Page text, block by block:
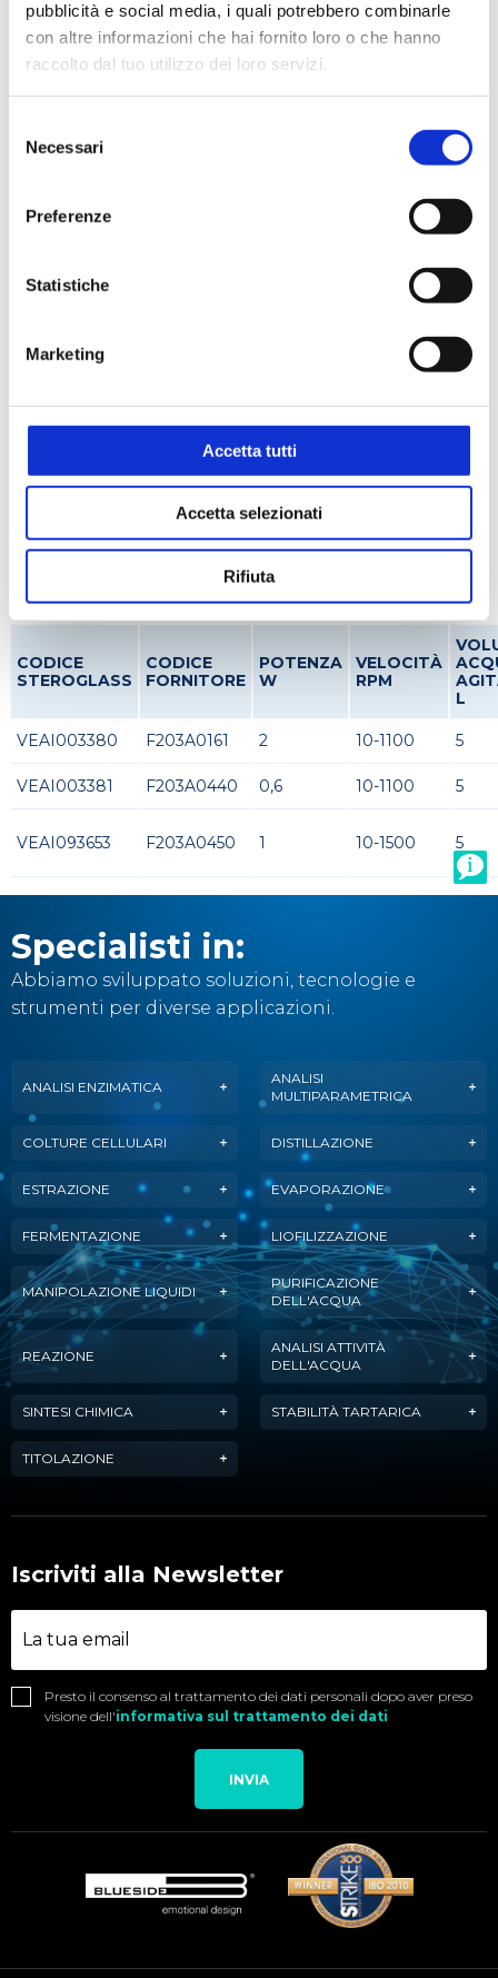
pubblicità e social media, i quali potrebbero combinarle
con altre informazioni che hai fornito loro o che hanno
raccolto dal tuo utilizzo dei loro servizi.
delNecessari
Preferenze
Statistiche
Marketing
Accetta tutti
Accetta selezionati
Rifiuta
Dimensioni: 128x120x48 mm
Peso 0,55 kg
Alimentazione 220 V / 50 Hz
Applicazioni
Codici prodotto
CODICE
STEROGLASS
CODICE
FORNITORE
POTENZA
W
VELOCITÀ
RPM
L
VEAI003380 F203A0161 2 10-1100 5
VEAI003381 F203A0440 0,6 10-1100 5
VEAI093653 F203A0450 1 10-1500 5
Specialisti in:
Abbiamo sviluppato soluzioni, tecnologie e
strumenti per diverse applicazioni.
ANALISI ENZIMATICA
ANALISI
MULTIPARAMETRICA
COLTURE CELLULARI DISTILLAZIONE
ESTRAZIONE EVAPORAZIONE
FERMENTAZIONE LIOFILIZZAZIONE
MANIPOLAZIONE LIQUIDI
PURIFICAZIONE
DELL'ACQUA
REAZIONE
ANALISI ATTIVITÀ
DELL'ACQUA
SINTESI CHIMICA STABILITÀ TARTARICA
TITOLAZIONE
Iscriviti alla Newsletter
Presto il consenso al trattamento dei dati personali dopo aver preso
visione dell'informativa sul trattamento dei dati
INVIA